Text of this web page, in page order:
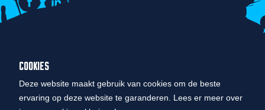
COOKIES
Deze website maakt gebruik van cookies om de beste
ervaring op deze website te garanderen. Lees er meer over
MAAR POETSEN!